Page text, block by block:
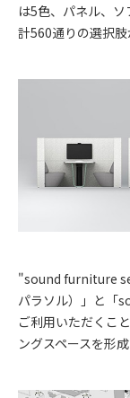
は5色、パネル、
計560通りの選択肢
"sound furniture
パラソル）」と「
ご利用いただくこ
ングスペースを形成